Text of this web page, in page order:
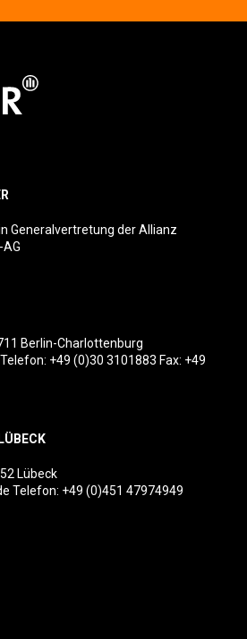
Generalvertretung der Allianz
Berlin-Charlottenburg
Telefon: +49 (0)30 3101883 Fax: +49
Lübeck
Telefon: +49 (0)451 47974949